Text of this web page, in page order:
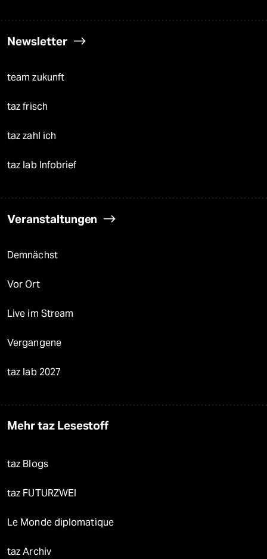
Newsletter
team zukunft
taz frisch
taz zahl ich
taz lab Infobrief
Veranstaltungen
Demnächst
Vor Ort
Live im Stream
Vergangene
taz lab 2027
Mehr taz Lesestoff
taz Blogs
taz FUTURZWEI
Le Monde diplomatique
taz Archiv